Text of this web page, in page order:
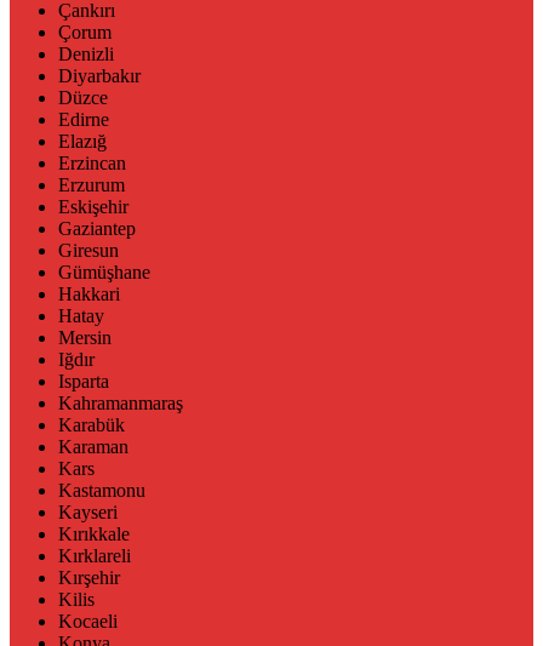
Çankırı
Çorum
Denizli
Diyarbakır
Düzce
Edirne
Elazığ
Erzincan
Erzurum
Eskişehir
Gaziantep
Giresun
Gümüşhane
Hakkari
Hatay
Mersin
Iğdır
Isparta
Kahramanmaraş
Karabük
Karaman
Kars
Kastamonu
Kayseri
Kırıkkale
Kırklareli
Kırşehir
Kilis
Kocaeli